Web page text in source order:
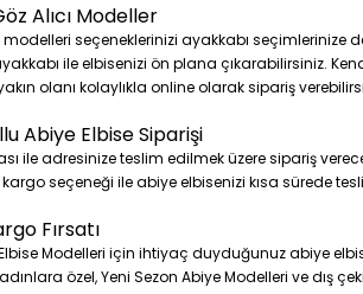
Alıcı Modeller
modelleri seçeneklerinizi ayakkabı
ile elbisenizi ön plana çıkarabilirsiniz.
olanı kolaylıkla online olarak sipariş
Abiye Elbise Siparişi
ile adresinize teslim edilmek üzere sipariş
seçeneği ile abiye elbisenizi kısa sürede
Fırsatı
Elbise Modelleri için ihtiyaç duyduğunuz abiye
özel, Yeni Sezon Abiye Modelleri ve dış